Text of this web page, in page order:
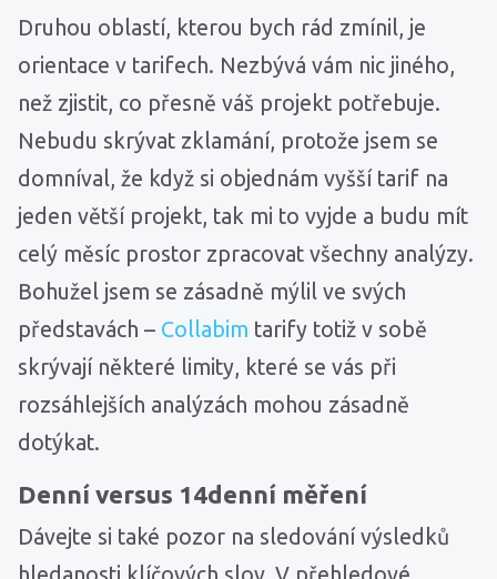
Druhou oblastí, kterou bych rád zmínil, je
orientace v tarifech. Nezbývá vám nic jiného,
než zjistit, co přesně váš projekt potřebuje.
Nebudu skrývat zklamání, protože jsem se
domníval, že když si objednám vyšší tarif na
jeden větší projekt, tak mi to vyjde a budu mít
celý měsíc prostor zpracovat všechny analýzy.
Bohužel jsem se zásadně mýlil ve svých
představách – Collabim tarify totiž v sobě
skrývají některé limity, které se vás při
rozsáhlejších analýzách mohou zásadně
dotýkat.
Denní versus 14denní měření
Dávejte si také pozor na sledování výsledků
hledanosti klíčových slov. V přehledové